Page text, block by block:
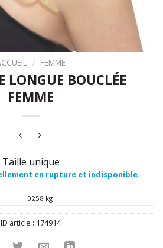
/ FEMME
LONGUE BOUCLÉE
FEMME
Taille unique
en rupture et indisponible.
0258 kg
ID article : 174914